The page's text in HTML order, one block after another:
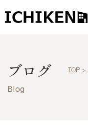
ブログ
ブログ
Blog
TOP >